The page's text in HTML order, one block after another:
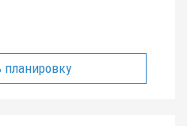
планировку